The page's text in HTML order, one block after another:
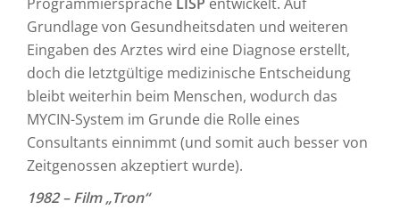
Grundlage von Gesundheitsdaten und weiteren
Eingaben des Arztes wird eine Diagnose erstellt,
doch die letztgültige medizinische Entscheidung
bleibt weiterhin beim Menschen, wodurch das
MYCIN-System im Grunde die Rolle eines
Consultants einnimmt (und somit auch besser von
Zeitgenossen akzeptiert wurde).
1982 – Film „Tron“